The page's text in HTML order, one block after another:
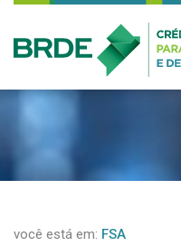
você está em: FSA